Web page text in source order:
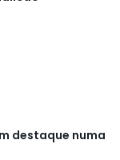
destaque numa